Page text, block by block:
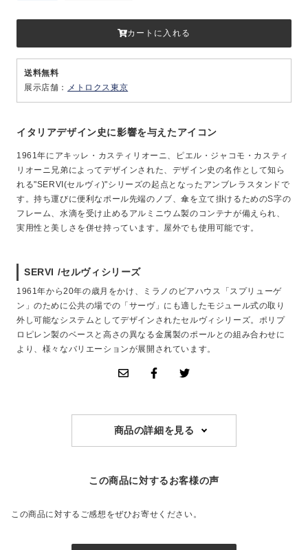
イタリアデザイン史に影響を与えたアイコン
1961年にアキッレ・カスティリオーニ、ピエル・ジャコモ・カスティ
リオーニ兄弟によってデザインされた、デザイン史の名作として知ら
れる"SERVI(セルヴィ)"シリーズの起点となったアンブレラスタンドで
す。持ち運びに便利なポール先端のノブ、傘を立て掛けるためのS字の
フレーム、水滴を受け止めるアルミニウム製のコンテナが備えられ、
実用性と美しさを併せ持っています。屋外でも使用可能です。
SERVI /セルヴィシリーズ
1961年から20年の歳月をかけ、ミラノのビアハウス「スプリューゲ
ン」のために公共の場での「サーヴ」にも適したモジュール式の取り
外し可能なシステムとしてデザインされたセルヴィシリーズ。ポリプ
ロピレン製のベースと高さの異なる金属製のポールとの組み合わせに
より、様々なバリエーションが展開されています。
カートに入れる
送料無料
展示店舗： メトロクス東京
商品の詳細を見る
この商品に対するお客様の声
この商品に対するご感想をぜひお寄せください。